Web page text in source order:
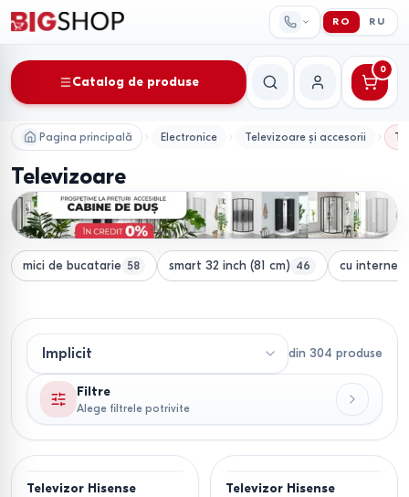
RO RU
Catalog de produse
CăutareContul meu
0
Pagina principală Electronice Televizoare și accesorii
Televizoare
mici de bucatarie 58 smart 32 inch (81 cm) 46 cu internet
din 304 produse
Filtre
Alege filtrele potrivite
Televizor Hisense
Televizor Hisense